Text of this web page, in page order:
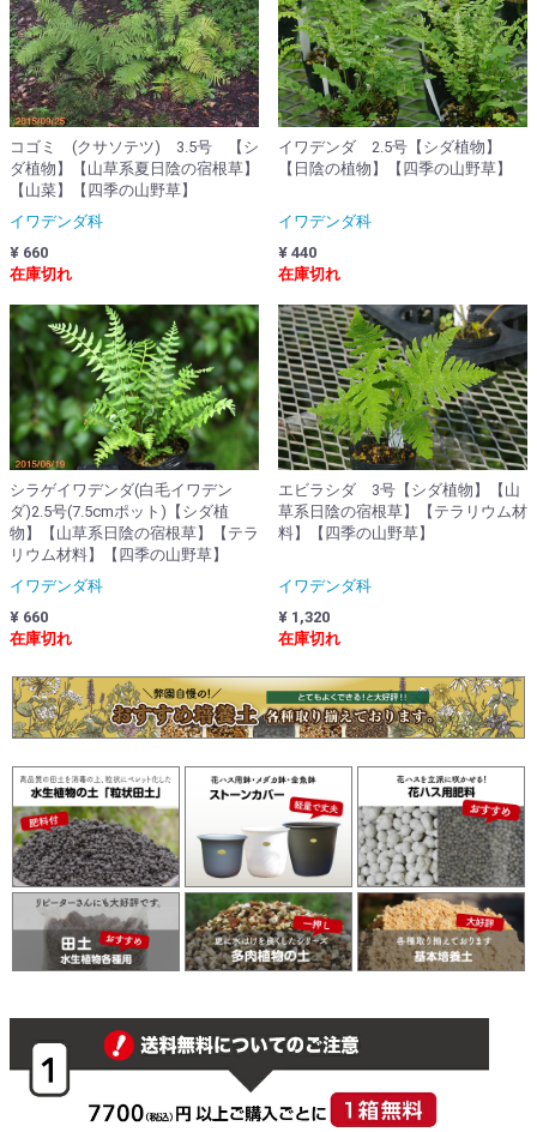
コゴミ (クサソテツ) 3.5号 【シ
ダ植物】【山草系夏日陰の宿根草】
【山菜】【四季の山野草】
イワデンダ科
¥ 660
在庫切れ
イワデンダ 2.5号【シダ植物】
【日陰の植物】【四季の山野草】
イワデンダ科
¥ 440
在庫切れ
シラゲイワデンダ(白毛イワデン
ダ)2.5号(7.5cmポット)【シダ植
物】【山草系日陰の宿根草】【テラ
リウム材料】【四季の山野草】
イワデンダ科
¥ 660
在庫切れ
エビラシダ 3号【シダ植物】【山
草系日陰の宿根草】【テラリウム材
料】【四季の山野草】
イワデンダ科
¥ 1,320
在庫切れ